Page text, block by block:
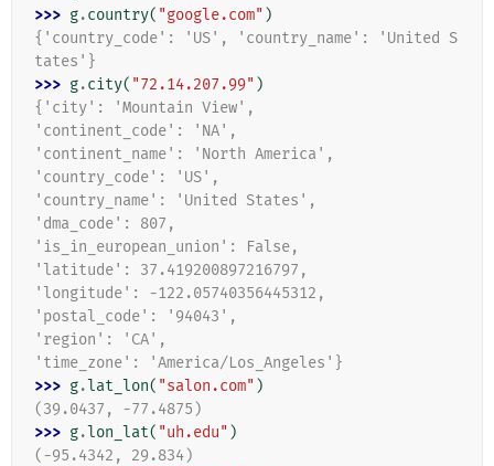
>>> g.country( "google.com" )
{'country_code': 'US', 'country_name': 'United S
tates'}
>>> g.city( "72.14.207.99" )
{'city': 'Mountain View',
'continent_code': 'NA',
'continent_name': 'North America',
'country_code': 'US',
'country_name': 'United States',
'dma_code': 807,
'is_in_european_union': False,
'latitude': 37.419200897216797,
'longitude': -122.05740356445312,
'postal_code': '94043',
'region': 'CA',
'time_zone': 'America/Los_Angeles'}
>>> g.lat_lon( "salon.com" )
(39.0437, -77.4875)
>>> g.lon_lat( "uh.edu" )
(-95.4342, 29.834)